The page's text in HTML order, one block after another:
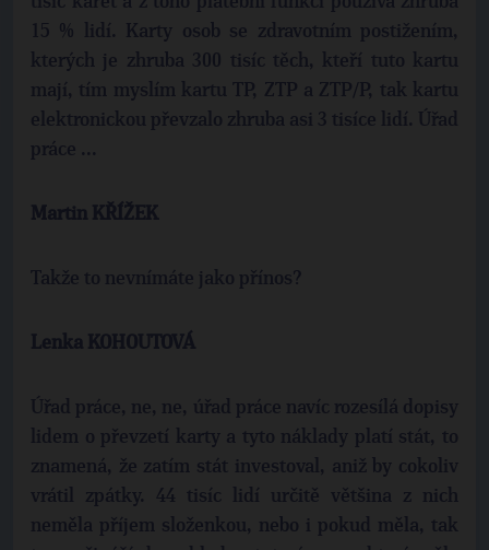
15 % lidí. Karty osob se zdravotním postižením,
kterých je zhruba 300 tisíc těch, kteří tuto kartu
mají, tím myslím kartu TP, ZTP a ZTP/P, tak kartu
elektronickou převzalo zhruba asi 3 tisíce lidí. Úřad
práce ...
Martin KŘÍŽEK
Takže to nevnímáte jako přínos?
Lenka KOHOUTOVÁ
Úřad práce, ne, ne, úřad práce navíc rozesílá dopisy
lidem o převzetí karty a tyto náklady platí stát, to
znamená, že zatím stát investoval, aniž by cokoliv
vrátil zpátky. 44 tisíc lidí určitě většina z nich
neměla příjem složenkou, nebo i pokud měla, tak